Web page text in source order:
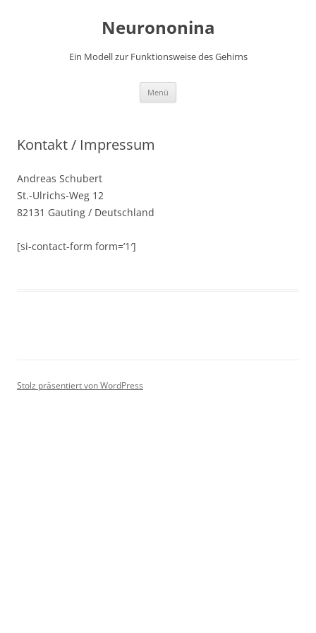
Neurononina
Ein Modell zur Funktionsweise des Gehirns
Menü
Kontakt / Impressum
Andreas Schubert
St.-Ulrichs-Weg 12
82131 Gauting / Deutschland
[si-contact-form form=’1′]
Stolz präsentiert von WordPress